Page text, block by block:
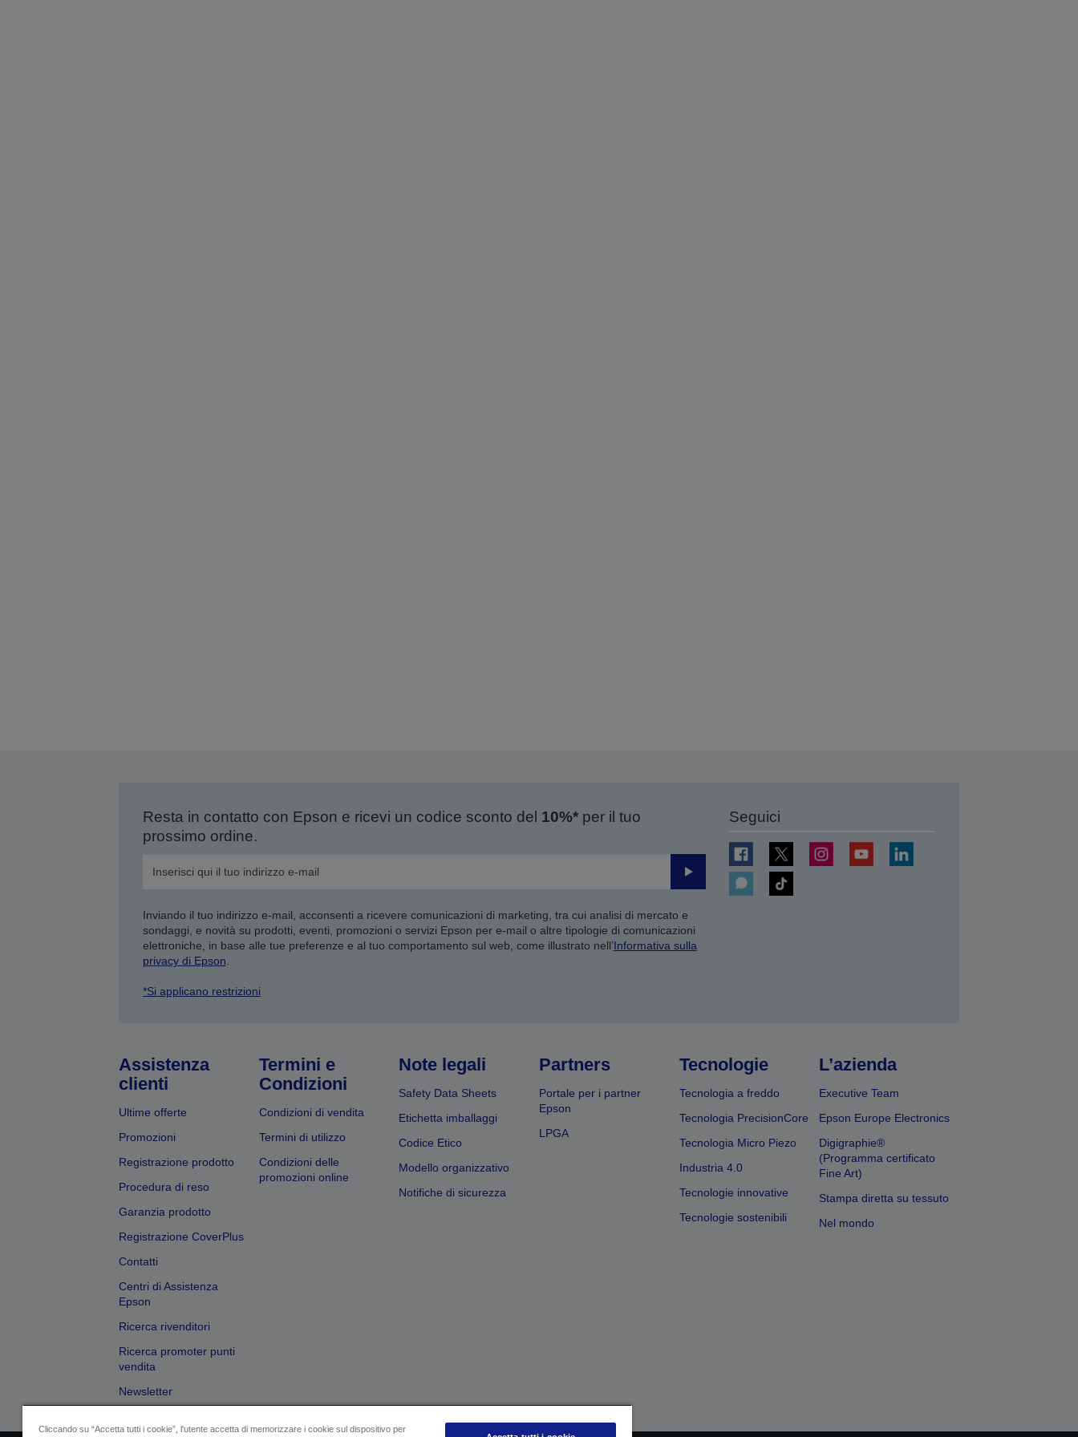
Resta in contatto con Epson e ricevi un codice sconto del 10%*per il tuo
prossimo ordine.
Invia
Inviando il tuo indirizzo e-mail, acconsenti a ricevere comunicazioni di marketing, tra cui analisi di mercato e
sondaggi, e novità su prodotti, eventi, promozioni o servizi Epson per e-mail o altre tipologie di comunicazioni
elettroniche, in base alle tue preferenze e al tuo comportamento sul web, come illustrato nell’Informativa sulla
privacy di Epson
*Si applicano restrizioni
Seguici
Assistenza
clienti
Ultime offerte
Promozioni
Registrazione prodotto
Procedura di reso
Garanzia prodotto
Registrazione CoverPlus
Contatti
Centri di Assistenza
Epson
Ricerca rivenditori
Ricerca promoter punti
vendita
Newsletter
Termini e
Condizioni
Condizioni di vendita
Termini di utilizzo
Condizioni delle
promozioni online
Note legali
Safety Data Sheets
Etichetta imballaggi
Codice Etico
Modello organizzativo
Notifiche di sicurezza
Partners
Portale per i partner
Epson
LPGA
Tecnologie
Tecnologia a freddo
Tecnologia PrecisionCore
Tecnologia Micro Piezo
Industria 4.0
Tecnologie innovative
Tecnologie sostenibili
L’azienda
Executive Team
Epson Europe Electronics
Digigraphie®
(Programma certificato
Fine Art)
Stampa diretta su tessuto
Nel mondo
Cliccando su “Accetta tutti i cookie”, l'utente accetta di memorizzare i cookie sul dispositivo per